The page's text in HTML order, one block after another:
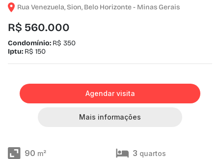
Rua Venezuela, Sion, Belo Horizonte - Minas Gerais
R$ 560.000
Condomínio: R$ 350
Iptu: R$ 150
Agendar visita
Mais informações
90 m² 3 quartos